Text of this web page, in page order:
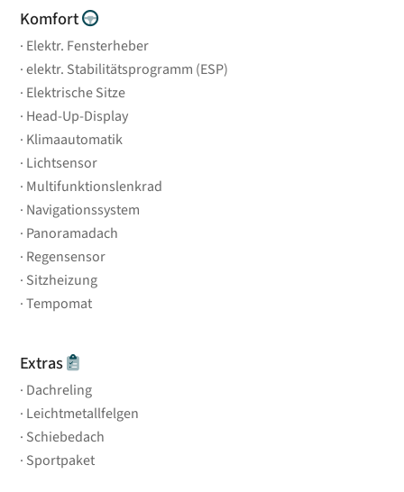
Komfort
Elektr. Fensterheber
elektr. Stabilitätsprogramm (ESP)
Elektrische Sitze
Head-Up-Display
Klimaautomatik
Lichtsensor
Multifunktionslenkrad
Navigationssystem
Panoramadach
Regensensor
Sitzheizung
Tempomat
Extras
Dachreling
Leichtmetallfelgen
Schiebedach
Sportpaket